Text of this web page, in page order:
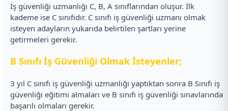
İş güvenliği uzmanlığı C, B, A sınıflarından oluşur. İlk
kademe ise C sınıfıdır. C sınıfı iş güvenliği uzmanı olmak
isteyen adayların yukarıda belirtilen şartları yerine
getirmeleri gerekir.
B Sınıfı İş Güvenliği Olmak İsteyenler;
3 yıl C sınıfı iş güvenliği uzmanlığı yaptıktan sonra B Sınıfı iş
güvenliği eğitimi almaları ve B sınıfı iş güvenliği sınavlarında
başarılı olmaları gerekir.